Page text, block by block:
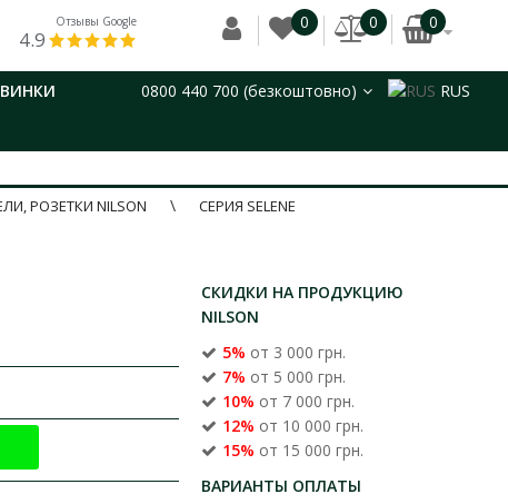
Отзывы Google
4.9
0 0 0
0800 440 700 (безкоштовно) RUS
РОЗЕТКИ NILSON
СЕРИЯ SELENE
СКИДКИ НА ПРОДУКЦИЮ
NILSON
5% от 3 000 грн.
7% от 5 000 грн.
10% от 7 000 грн.
12% от 10 000 грн.
15% от 15 000 грн.
ВАРИАНТЫ ОПЛАТЫ